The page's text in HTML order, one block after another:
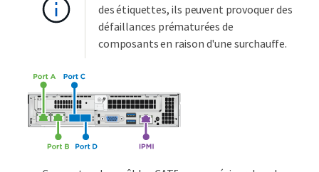
des étiquettes, ils peuvent provoquer des
défaillances prématurées de
composants en raison d'une surchauffe.